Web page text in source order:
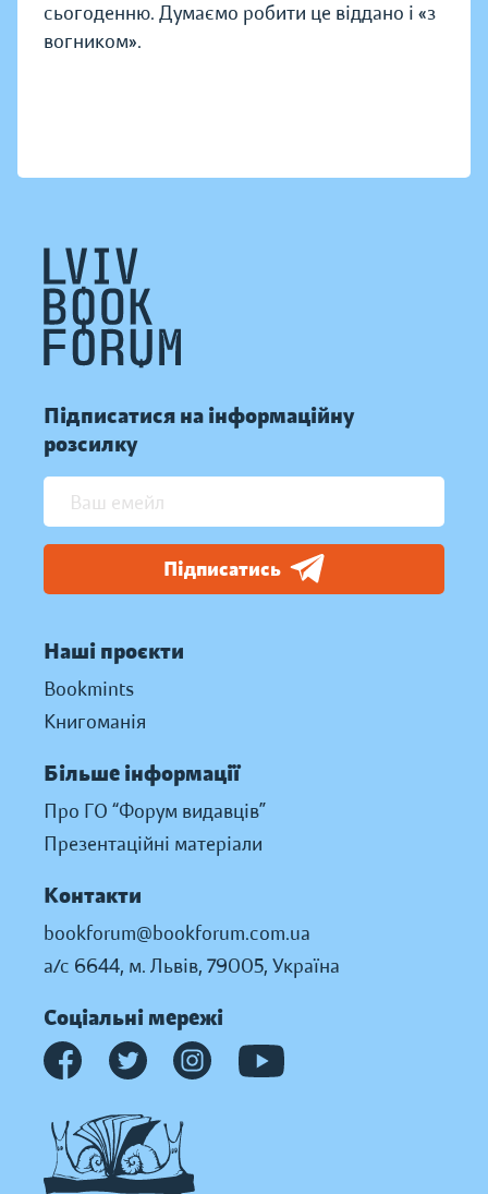
сьогоденню. Думаємо робити це віддано і «з
вогником».
Підписатися на інформаційну
розсилку
Підписатись
Наші проєкти
Bookmints
Книгоманія
Більше інформації
Про ГО “Форум видавців”
Презентаційні матеріали
Контакти
bookforum@bookforum.com.ua
а/с 6644, м. Львів, 79005, Україна
Соціальні мережі